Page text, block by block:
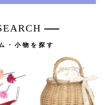
・小物を探す